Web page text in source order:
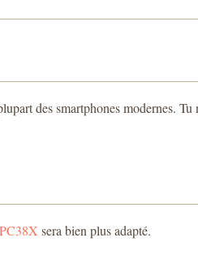
des smartphones modernes. Tu
sera bien plus adapté.